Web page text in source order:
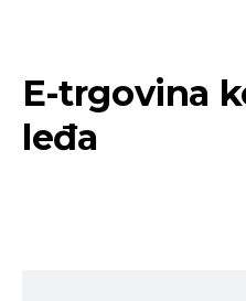
E-trgovina
leđa